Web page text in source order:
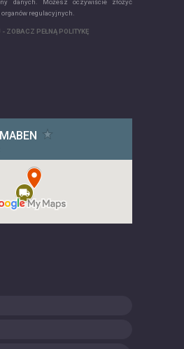
danych. Możesz oczywiście złożyć
organów regulacyjnych.
ZOBACZ PEŁNĄ POLITYKĘ